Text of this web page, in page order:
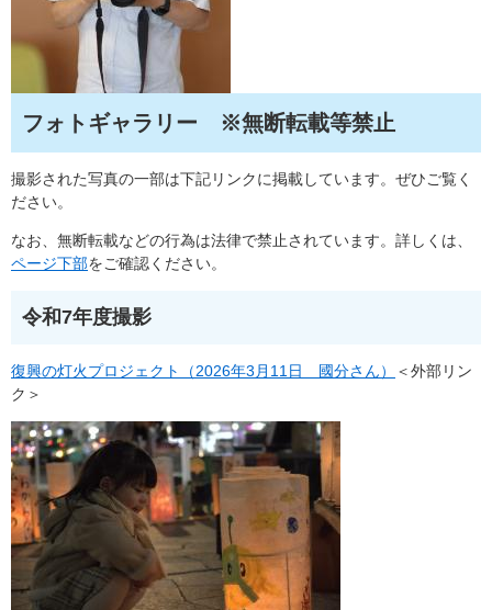
フォトギャラリー ※無断転載等禁止
撮影された写真の一部は下記リンクに掲載しています。ぜひご覧く
ださい。
なお、無断転載などの行為は法律で禁止されています。詳しくは、
ページ下部をご確認ください。
令和7年度撮影
復興の灯火プロジェクト（2026年3月11日 國分さん）
＜外部リン
ク＞